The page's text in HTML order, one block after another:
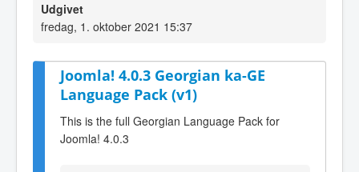
Udgivet
fredag, 1. oktober 2021 15:37
Joomla! 4.0.3 Georgian ka-GE
Language Pack (v1)
This is the full Georgian Language Pack for
Joomla! 4.0.3